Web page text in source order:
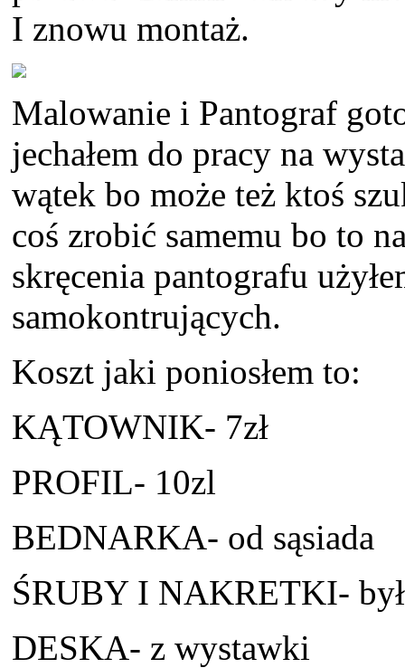
I znowu montaż.
Malowanie i Pantograf
jechałem do pracy na
wątek bo może też ktoś
coś zrobić samemu bo to
skręcenia pantografu
samokontrujących.
Koszt jaki poniosłem to:
KĄTOWNIK- 7zł
PROFIL- 10zl
BEDNARKA- od sąsiada
ŚRUBY I NAKRETKI-
DESKA- z wystawki